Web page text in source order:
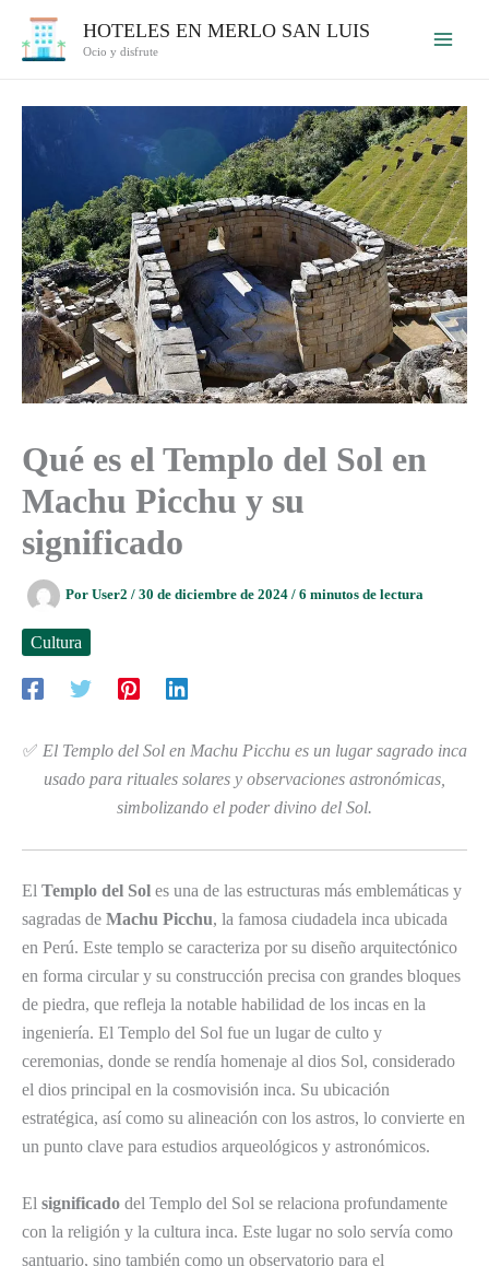
HOTELES EN MERLO SAN LUIS
Ocio y disfrute
Qué es el Templo del Sol en
Machu Picchu y su
significado
Por User2 / 30 de diciembre de 2024 / 6 minutos de lectura
Cultura
✅ El Templo del Sol en Machu Picchu es un lugar sagrado inca
usado para rituales solares y observaciones astronómicas,
simbolizando el poder divino del Sol.
El Templo del Sol es una de las estructuras más emblemáticas y
sagradas de Machu Picchu, la famosa ciudadela inca ubicada
en Perú. Este templo se caracteriza por su diseño arquitectónico
en forma circular y su construcción precisa con grandes bloques
de piedra, que refleja la notable habilidad de los incas en la
ingeniería. El Templo del Sol fue un lugar de culto y
ceremonias, donde se rendía homenaje al dios Sol, considerado
el dios principal en la cosmovisión inca. Su ubicación
estratégica, así como su alineación con los astros, lo convierte en
un punto clave para estudios arqueológicos y astronómicos.
El significado del Templo del Sol se relaciona profundamente
con la religión y la cultura inca. Este lugar no solo servía como
santuario, sino también como un observatorio para el